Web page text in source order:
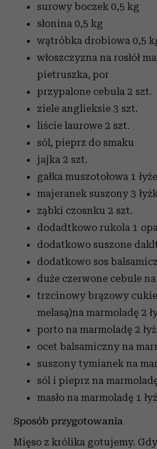
surowy boczek 0,5 kg
słonina 0,5 kg
wątróbka drobiowa 0,5
włoszczyzna na rosłół
pietruszka, por
przypalone cebula 2 szt.
ziele anglieksie 3 szt.
liście laurowe 2 szt.
sól, pieprz do smaku
jajka 2 szt.
gałka muszotołowa 1
majeranek suszony 3
ząbki czosnku 2 szt.
dodadtkowo rukola 1
dodatkowo suszone
dodatkowo sos
duże czerwone cebule
trzcinowy brązowy
melasą)na marmoladę 2
porto na marmoladę 2
ocet balsamiczny na
suszony tymianek na
sól i pieprz na
masło na marmoladę 1
Sposób przygotowania
Mięso z królika gotujemy.